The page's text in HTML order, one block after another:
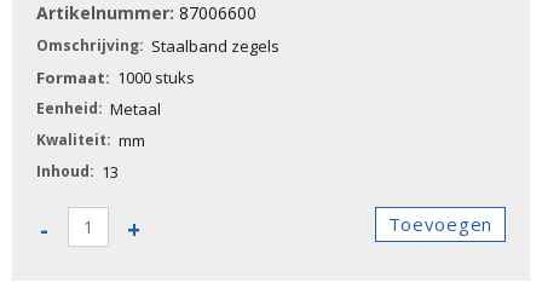
aantal
87006600
Staalband zegels
1000 stuks
Metaal
mm
13
-
87006600
+ Toevoegen